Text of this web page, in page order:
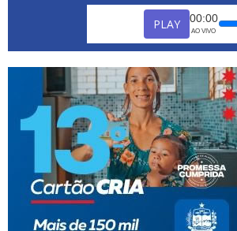
PLAY 00:00
AO VIVO